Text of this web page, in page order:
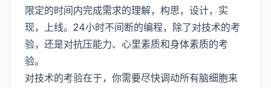
限定的时间内完成需求的理解，构思，设计，实
现，上线。24小时不间断的编程，除了对技术的考
验，还是对抗压能力、心里素质和身体素质的考
验。
对技术的考验在于，你需要尽快调动所有脑细胞来